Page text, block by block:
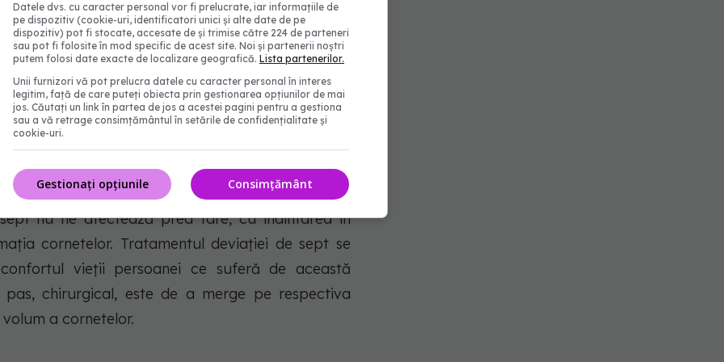
praf decât în casă, dar nu, este același aer și
a crescut și inflamația cornetului va fi mai mare.
fie aer condiționat, căci acesta este un factor
și vor crește și mai mult în volum aceste cornete.
pentru că stăm la orizontală, pentru că atunci
jos, la nivelul cornetelor nazale”, a explicat dr.
cadrul emisiunii Doctor de Bine, de la PRO TV.
nu ne afectează prea tare, cu înaintarea în
cornetelor. Tratamentul deviației de sept se
vieții persoanei ce suferă de această
chirurgical, este de a merge pe respectiva
a cornetelor.
Datele dvs. cu caracter personal vor fi prelucrate, iar informațiile de
pe dispozitiv (cookie-uri, identificatori unici și alte date de pe
dispozitiv) pot fi stocate, accesate de și trimise către 224 de parteneri
sau pot fi folosite în mod specific de acest site. Noi și partenerii noștri
putem folosi date exacte de localizare geografică. Lista partenerilor.
Unii furnizori vă pot prelucra datele cu caracter personal în interes
legitim, față de care puteți obiecta prin gestionarea opțiunilor de mai
jos. Căutați un link în partea de jos a acestei pagini pentru a gestiona
sau a vă retrage consimțământul în setările de confidențialitate și
cookie-uri.
Consimțământ
Gestionați opțiunile